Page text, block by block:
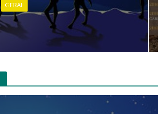
GERAL